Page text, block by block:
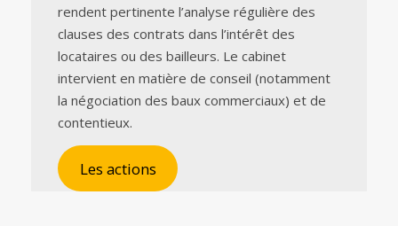
rendent pertinente l’analyse régulière des
clauses des contrats dans l’intérêt des
locataires ou des bailleurs. Le cabinet
intervient en matière de conseil (notamment
la négociation des baux commerciaux) et de
contentieux.
Les actions